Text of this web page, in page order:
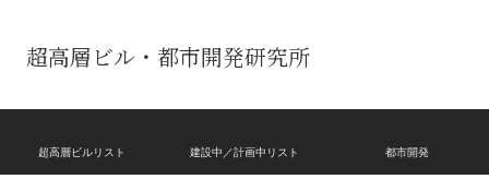
超高層ビル・都市開発研究所
超高層ビルリスト 建設中／計画中リスト 都市開発